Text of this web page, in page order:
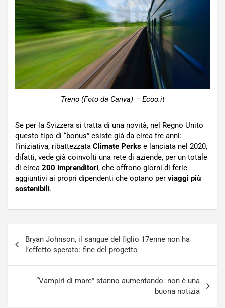
Treno (Foto da Canva) – Ecoo.it
Se per la Svizzera si tratta di una novità, nel Regno Unito
questo tipo di “bonus” esiste già da circa tre anni:
l’iniziativa, ribattezzata Climate Perks e lanciata nel 2020,
difatti, vede già coinvolti una rete di aziende, per un totale
di circa 200 imprenditori, che offrono giorni di ferie
aggiuntivi ai propri dipendenti che optano per viaggi più
sostenibili.
articoli
Bryan Johnson, il sangue del figlio 17enne non ha
l’effetto sperato: fine del progetto
“Vampiri di mare” stanno aumentando: non è una
buona notizia